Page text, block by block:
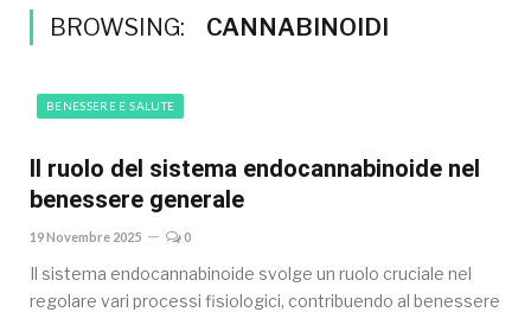
BROWSING: CANNABINOIDI
BENESSERE E SALUTE
Il ruolo del sistema endocannabinoide nel
benessere generale
19 Novembre 2025 0
Il sistema endocannabinoide svolge un ruolo cruciale nel
regolare vari processi fisiologici, contribuendo al benessere